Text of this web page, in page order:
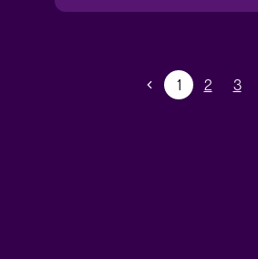
1 2 3